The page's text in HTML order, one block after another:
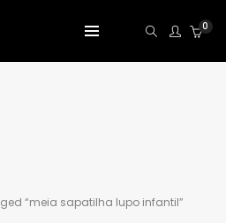
0
“meia sapatilha lupo infantil”